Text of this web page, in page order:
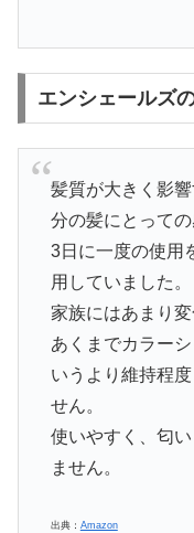
エンシェールズ
髪質が大きく影
分の髪にとっての
3日に一度の使用
用していました。
家族にはあまり
あくまでカラー
いうより維持程
せん。
使いやすく、匂
ません。
出典： Amazon